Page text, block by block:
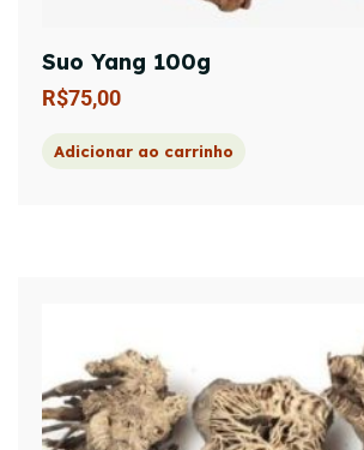
Suo Yang 100g
R$75,00
Adicionar ao carrinho